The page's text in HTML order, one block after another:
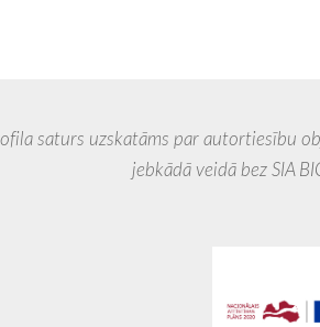
par autortiesību objektu.
jebkādā veidā bez SIA